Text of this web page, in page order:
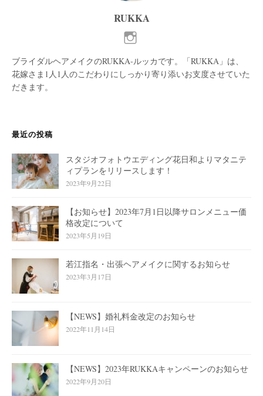
RUKKA
ブライダルヘアメイクのRUKKA-ルッカです。「RUKKA」は、
花嫁さま1人1人のこだわりにしっかり寄り添いお支度させていた
だきます。
最近の投稿
スタジオフォトウエディング花日和よりマタニテ
ィプランをリリースします！
2023年9月22日
【お知らせ】2023年7月1日以降サロンメニュー価
格改定について
2023年5月19日
若江指名・出張ヘアメイクに関するお知らせ
2023年3月17日
【NEWS】婚礼料金改定のお知らせ
2022年11月14日
【NEWS】2023年RUKKAキャンペーンのお知らせ
2022年9月20日